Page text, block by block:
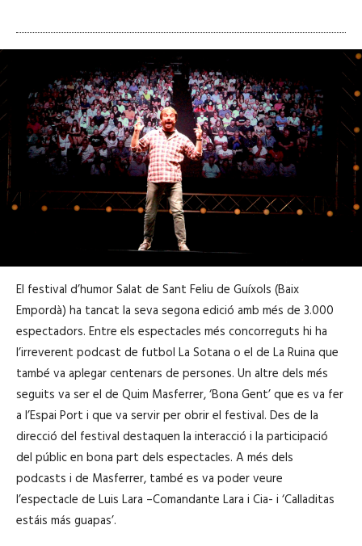
El festival d’humor Salat de Sant Feliu de Guíxols (Baix
Empordà) ha tancat la seva segona edició amb més de 3.000
espectadors. Entre els espectacles més concorreguts hi ha
l’irreverent podcast de futbol La Sotana o el de La Ruina que
també va aplegar centenars de persones. Un altre dels més
seguits va ser el de Quim Masferrer, ‘Bona Gent’ que es va fer
a l’Espai Port i que va servir per obrir el festival. Des de la
direcció del festival destaquen la interacció i la participació
del públic en bona part dels espectacles. A més dels
podcasts i de Masferrer, també es va poder veure
l’espectacle de Luis Lara –Comandante Lara i Cia- i ‘Calladitas
estáis más guapas’.